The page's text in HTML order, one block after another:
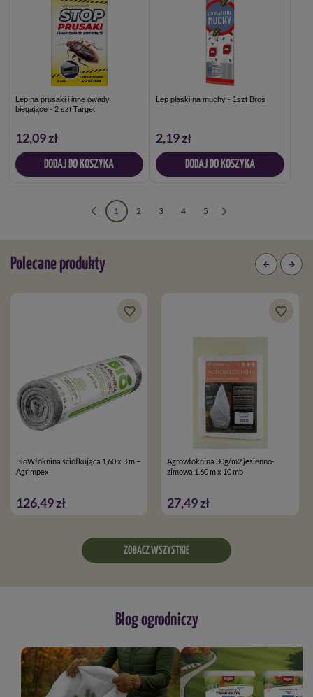
Lep na prusaki i inne owady
biegające - 2 szt Target
12,09 zł
DODAJ DO KOSZYKA
Lep płaski na muchy - 1szt Bros
2,19 zł
DODAJ DO KOSZYKA
1 2 3 4 5
Polecane produkty
BioWłóknina ściółkująca 1,60 x 3 m –
Agrimpex
126,49 zł
Agrowłóknina 30g/m2 jesienno-
zimowa 1,60 m x 10 mb
27,49 zł
ZOBACZ WSZYSTKIE
Blog ogrodniczy